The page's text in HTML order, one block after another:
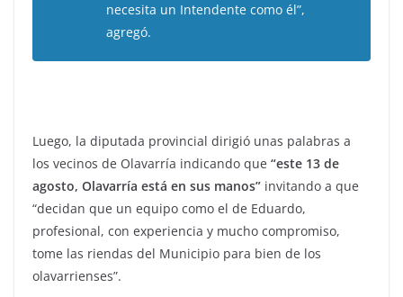
necesita un Intendente como él”,
agregó.
Luego, la diputada provincial dirigió unas palabras a
los vecinos de Olavarría indicando que “este 13 de
agosto, Olavarría está en sus manos” invitando a que
“decidan que un equipo como el de Eduardo,
profesional, con experiencia y mucho compromiso,
tome las riendas del Municipio para bien de los
olavarrienses”.